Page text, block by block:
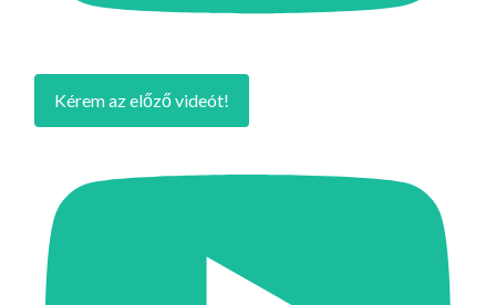
Kérem az előző videót!